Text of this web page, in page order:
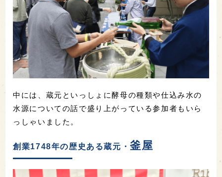
中には、蔵元といっしょに酵母の種類や仕込み水の
水源についての話で盛り上がっている参加者もいら
っしゃいました。
創業1748年の歴史ある蔵元・釜屋